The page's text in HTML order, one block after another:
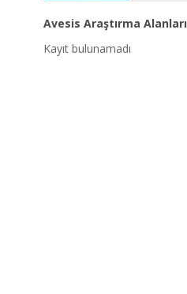
Avesis Araştırma Alanları
Kayıt bulunamadı